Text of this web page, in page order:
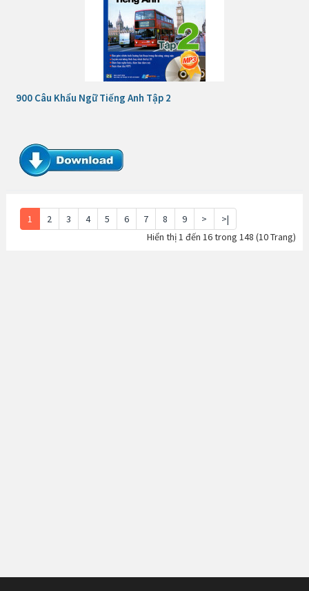
900 Câu Khẩu Ngữ Tiếng Anh Tập 2
1 2 3 4 5 6 7 8 9 >
>|
Hiển thị 1 đến 16 trong 148 (10 Trang)